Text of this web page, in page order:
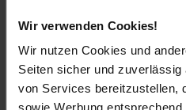
Wir verwenden Cookies!
Wir nutzen Cookies und
Seiten sicher und
von Services bereitzustellen,
sowie Werbung
Artikel gehört zur Kategorie:
Versandinformationen